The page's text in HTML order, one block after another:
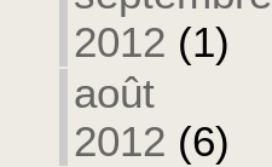
2012 (1)
août
2012 (6)